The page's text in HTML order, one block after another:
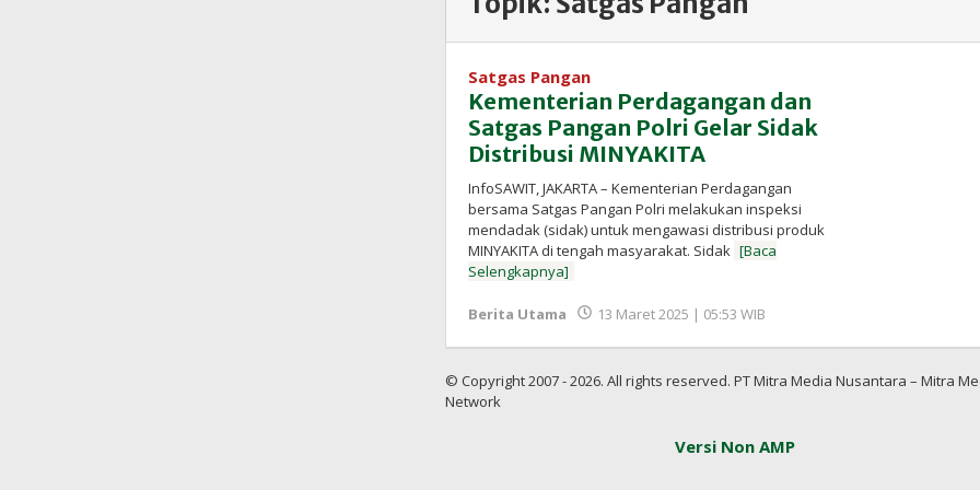
Satgas Pangan
Kementerian Perdagangan dan
Satgas Pangan Polri Gelar Sidak
Distribusi MINYAKITA
InfoSAWIT, JAKARTA – Kementerian Perdagangan
bersama Satgas Pangan Polri melakukan inspeksi
mendadak (sidak) untuk mengawasi distribusi produk
MINYAKITA di tengah masyarakat. Sidak [Baca
Selengkapnya]
Berita Utama 13 Maret 2025 | 05:53 WIB
InfoSAWIT
© Copyright 2007 - 2026. All rights reserved. PT Mitra Media Nusantara – Mitra
Network
Versi Non AMP